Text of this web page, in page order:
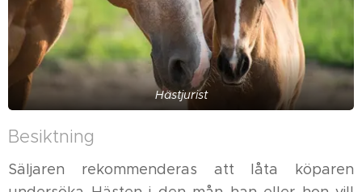
Hästjurist
Besiktning
Säljaren rekommenderas att låta köparen